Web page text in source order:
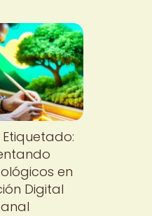
en
Digital